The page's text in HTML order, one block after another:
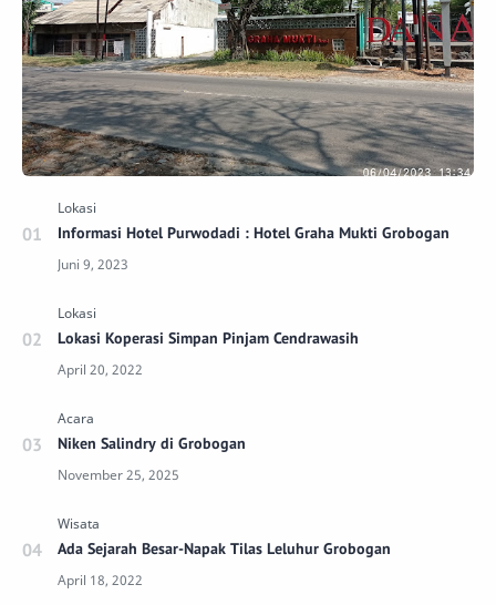
Informasi Hotel Purwodadi : Hotel Graha Mukti Grobogan
Lokasi Koperasi Simpan Pinjam Cendrawasih
Niken Salindry di Grobogan
Ada Sejarah Besar-Napak Tilas Leluhur Grobogan